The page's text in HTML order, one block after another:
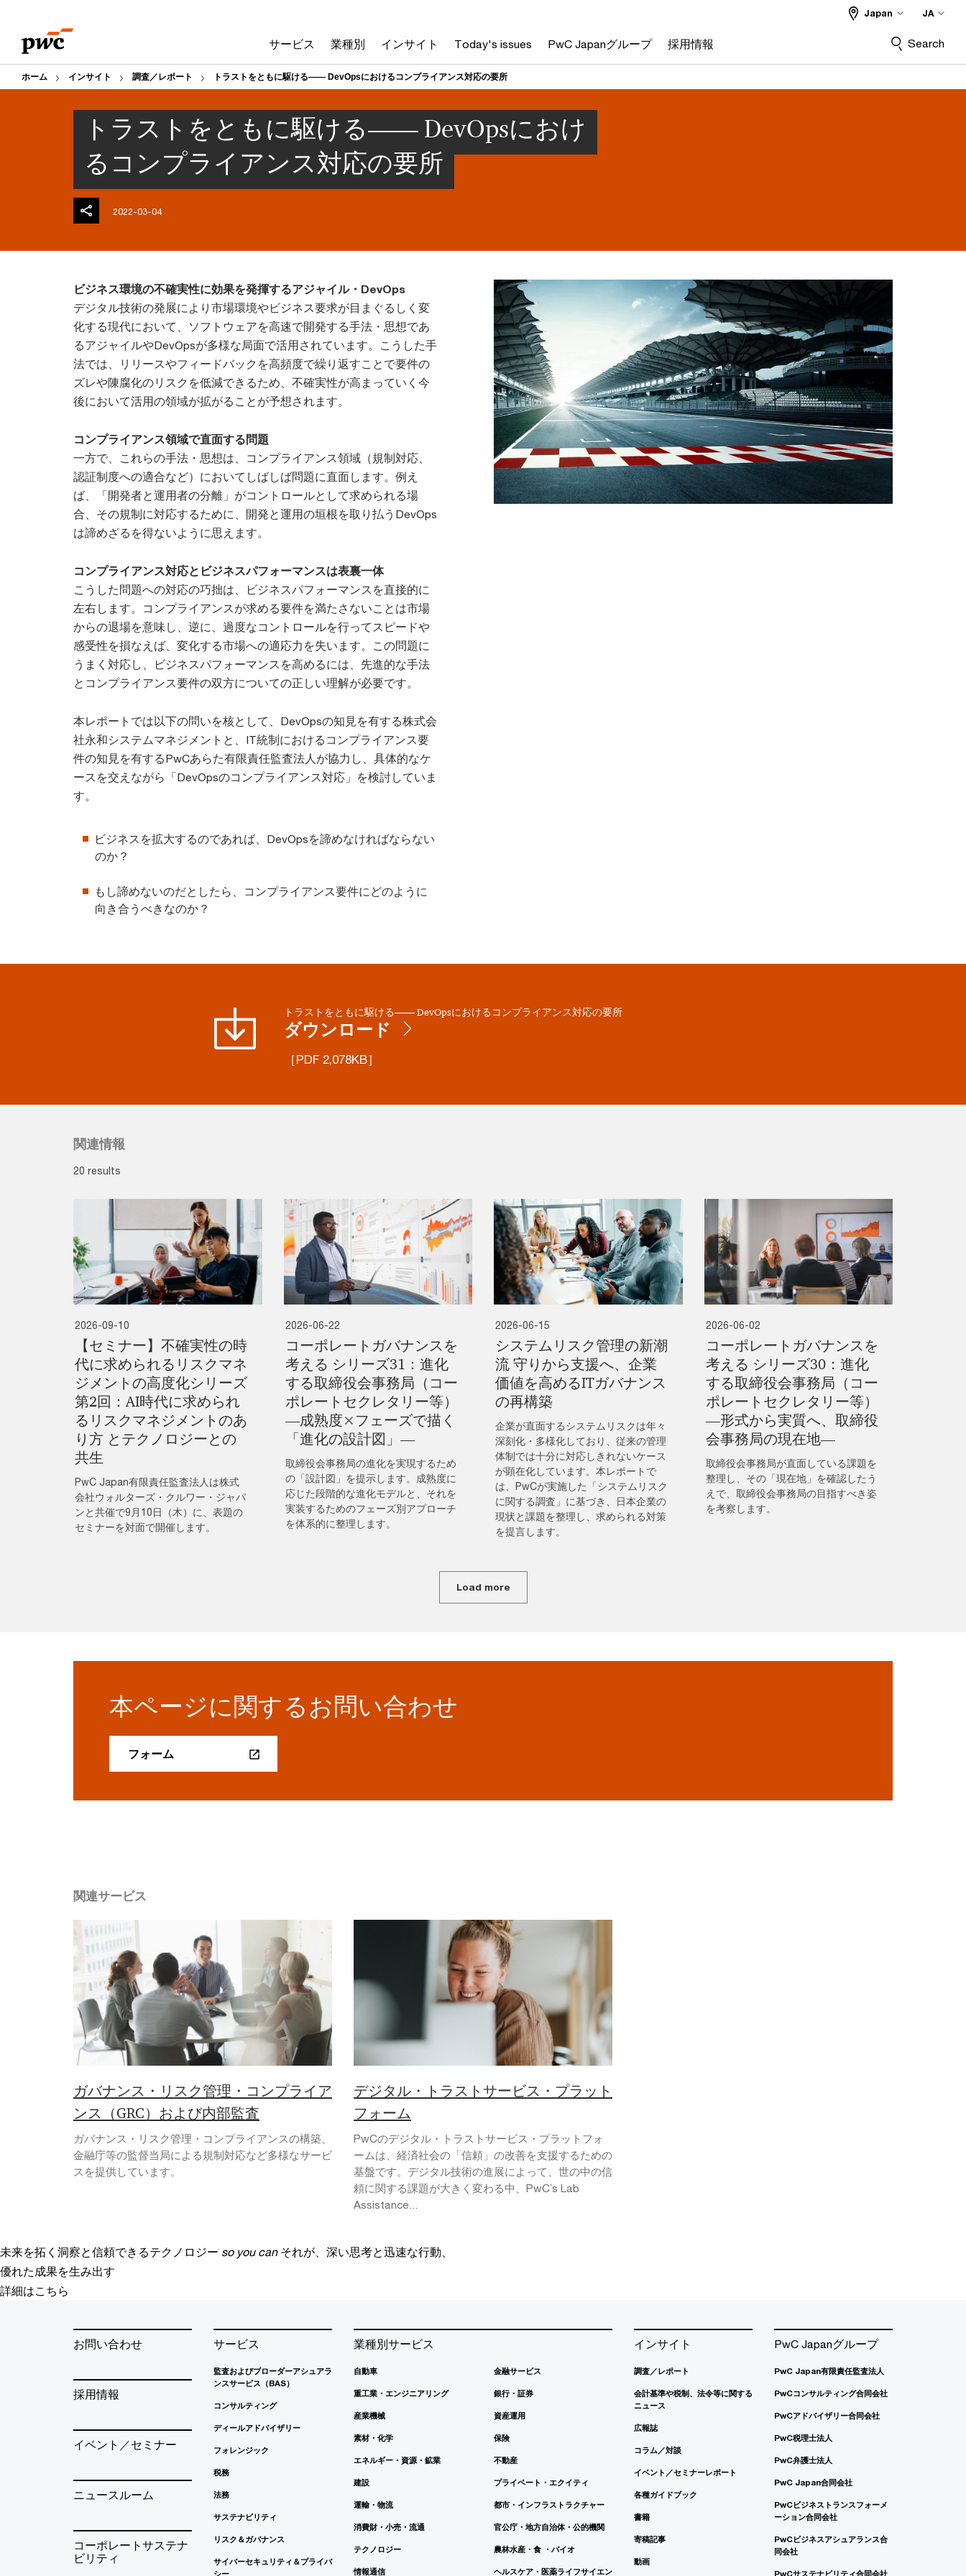
content
footer
サービス 業種別 インサイト Today's issues PwC Japanグループ 採用情報
Japan JA
Search
ホーム インサイト 調査／レポート トラストをともに駆ける―― DevOpsにおけるコンプライアンス対応の要所
トラストをともに駆ける―― DevOpsにおけ
るコンプライアンス対応の要所
2022-03-04
ビジネス環境の不確実性に効果を発揮するアジャイル・DevOps
デジタル技術の発展により市場環境やビジネス要求が目まぐるしく変
化する現代において、ソフトウェアを高速で開発する手法・思想であ
るアジャイルやDevOpsが多様な局面で活用されています。こうした手
法では、リリースやフィードバックを高頻度で繰り返すことで要件の
ズレや陳腐化のリスクを低減できるため、不確実性が高まっていく今
後において活用の領域が拡がることが予想されます。
コンプライアンス領域で直面する問題
一方で、これらの手法・思想は、コンプライアンス領域（規制対応、
認証制度への適合など）においてしばしば問題に直面します。例え
ば、「開発者と運用者の分離」がコントロールとして求められる場
合、その規制に対応するために、開発と運用の垣根を取り払うDevOps
は諦めざるを得ないように思えます。
コンプライアンス対応とビジネスパフォーマンスは表裏一体
こうした問題への対応の巧拙は、ビジネスパフォーマンスを直接的に
左右します。コンプライアンスが求める要件を満たさないことは市場
からの退場を意味し、逆に、過度なコントロールを行ってスピードや
感受性を損なえば、変化する市場への適応力を失います。この問題に
うまく対応し、ビジネスパフォーマンスを高めるには、先進的な手法
とコンプライアンス要件の双方についての正しい理解が必要です。
本レポートでは以下の問いを核として、DevOpsの知見を有する株式会
社永和システムマネジメントと、IT統制におけるコンプライアンス要
件の知見を有するPwCあらた有限責任監査法人が協力し、具体的なケ
ースを交えながら「DevOpsのコンプライアンス対応」を検討していま
す。
ビジネスを拡大するのであれば、DevOpsを諦めなければならない
のか？
もし諦めないのだとしたら、コンプライアンス要件にどのように
向き合うべきなのか？
トラストをともに駆ける―― DevOpsにおけるコンプライアンス対応の要所
ダウンロード
［PDF 2,078KB］
関連情報
20 results
2026-09-10
【セミナー】不確実性の時
代に求められるリスクマネ
ジメントの高度化シリーズ
第2回：AI時代に求められ
るリスクマネジメントのあ
り方 とテクノロジーとの
共生
PwC Japan有限責任監査法人は株式
会社ウォルターズ・クルワー・ジャパ
ンと共催で9月10日（木）に、表題の
セミナーを対面で開催します。
2026-06-22
コーポレートガバナンスを
考える シリーズ31：進化
する取締役会事務局（コー
ポレートセクレタリー等）
―成熟度×フェーズで描く
「進化の設計図」―
取締役会事務局の進化を実現するため
の「設計図」を提示します。成熟度に
応じた段階的な進化モデルと、それを
実装するためのフェーズ別アプローチ
を体系的に整理します。
2026-06-15
システムリスク管理の新潮
流 守りから支援へ、企業
価値を高めるITガバナンス
の再構築
企業が直面するシステムリスクは年々
深刻化・多様化しており、従来の管理
体制では十分に対応しきれないケース
が顕在化しています。本レポートで
は、PwCが実施した「システムリスク
に関する調査」に基づき、日本企業の
現状と課題を整理し、求められる対策
を提言します。
2026-06-02
コーポレートガバナンスを
考える シリーズ30：進化
する取締役会事務局（コー
ポレートセクレタリー等）
―形式から実質へ、取締役
会事務局の現在地―
取締役会事務局が直面している課題を
整理し、その「現在地」を確認したう
えで、取締役会事務局の目指すべき姿
を考察します。
Load more
本ページに関するお問い合わせ
フォーム
関連サービス
ガバナンス・リスク管理・コンプライア
ンス（GRC）および内部監査
ガバナンス・リスク管理・コンプライアンスの構築、
金融庁等の監督当局による規制対応など多様なサービ
スを提供しています。
デジタル・トラストサービス・プラット
フォーム
PwCのデジタル・トラストサービス・プラットフォ
ームは、経済社会の「信頼」の改善を⽀援するための
基盤です。デジタル技術の進展によって、世の中の信
頼に関する課題が⼤きく変わる中、PwCʼs Lab
Assistance...
未来を拓く洞察と信頼できるテクノロジー so you can それが、深い思考と迅速な行動、
優れた成果を生み出す
詳細はこちら
お問い合わせ
採用情報
イベント／セミナー
ニュースルーム
コーポレートサステナ
ビリティ
サービス
監査およびブローダーアシュアラ
ンスサービス（BAS）
コンサルティング
ディールアドバイザリー
フォレンジック
税務
法務
サステナビリティ
リスク＆ガバナンス
サイバーセキュリティ＆プライバ
シー
業種別サービス
自動車
重工業・エンジニアリング
産業機械
素材・化学
エネルギー・資源・鉱業
建設
運輸・物流
消費財・小売・流通
テクノロジー
情報通信
金融サービス
銀行・証券
資産運用
保険
不動産
プライベート・エクイティ
都市・インフラストラクチャー
官公庁・地方自治体・公的機関
農林水産・食 ・バイオ
ヘルスケア・医薬ライフサイエン
インサイト
調査／レポート
会計基準や税制、法令等に関する
ニュース
広報誌
コラム／対談
イベント／セミナーレポート
各種ガイドブック
書籍
寄稿記事
動画
PwC Japanグループ
PwC Japan有限責任監査法人
PwCコンサルティング合同会社
PwCアドバイザリー合同会社
PwC税理士法人
PwC弁護士法人
PwC Japan合同会社
PwCビジネストランスフォーメ
ーション合同会社
PwCビジネスアシュアランス合
同会社
PwCサステナビリティ合同会社